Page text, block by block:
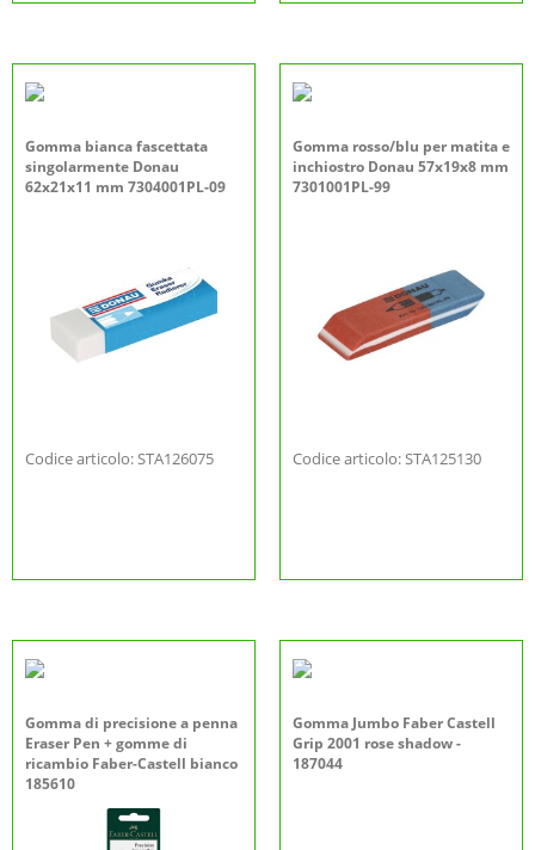
Gomma bianca fascettata
singolarmente Donau
62x21x11 mm 7304001PL-09
Codice articolo: STA126075
Gomma rosso/blu per matita e
inchiostro Donau 57x19x8 mm
7301001PL-99
Codice articolo: STA125130
Gomma di precisione a penna
Eraser Pen + gomme di
ricambio Faber-Castell bianco
185610
Gomma Jumbo Faber Castell
Grip 2001 rose shadow -
187044